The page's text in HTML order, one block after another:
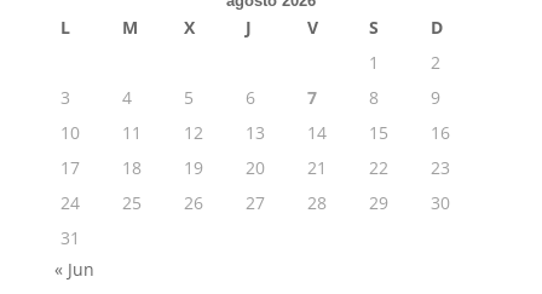
L M X J V S
D
1
2
3
4 5 6 7 8
9
10
11 12 13 14 15
16
17
18 19 20 21 22
23
24
25 26 27 28 29
30
31
« Jun